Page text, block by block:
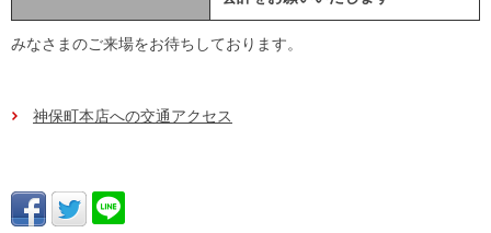
みなさまのご来場をお待ちしております。
神保町本店への交通アクセス